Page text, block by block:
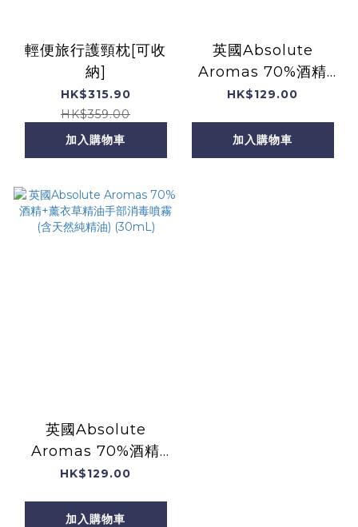
輕便旅行護頸枕[可收
納]
HK$315.90
HK$359.00
加入購物車
英國Absolute
Aromas 70%酒精
+香薰Prevention手
精油) (30mL)
HK$129.00
加入購物車
英國Absolute
Aromas 70%酒精
+薰衣草精油手部消毒
(30mL)
HK$129.00
加入購物車